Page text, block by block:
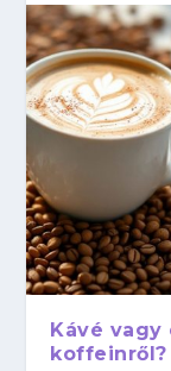
Kávé
koffeinről?